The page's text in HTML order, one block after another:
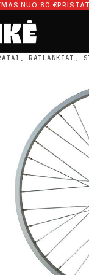
NUO 80 €
RATLANKIAI,